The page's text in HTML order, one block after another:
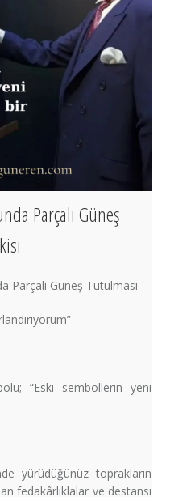
Parçalı Güneş
Güneş Tutulması
“Eski sembollerin yeni
yürüdüğünüz toprakların
fedakârlıklalar ve destansı